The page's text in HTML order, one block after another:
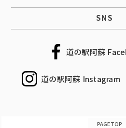
SNS
道の駅阿蘇
道の駅阿蘇 Instagram
PAGETOP